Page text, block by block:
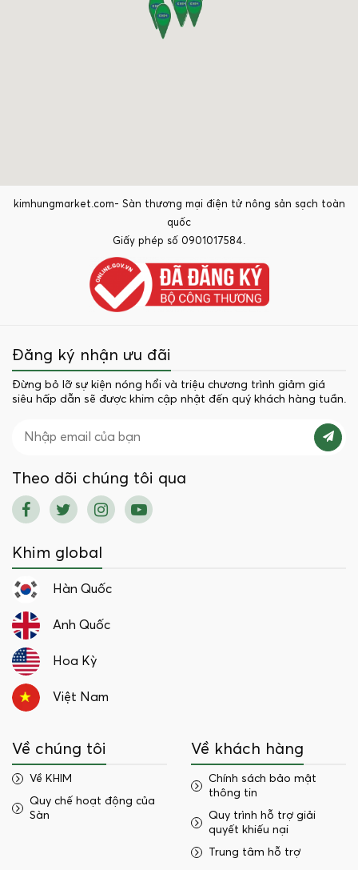
kimhungmarket.com- Sàn thương mại điện tử nông sản sạch toàn
quốc
Giấy phép số 0901017584.
Đăng ký nhận ưu đãi
Đừng bỏ lỡ sự kiện nóng hổi và triệu chương trình giảm giá
siêu hấp dẫn sẽ được khim cập nhật đến quý khách hàng tuần.
Theo dõi chúng tôi qua
Khim global
Hàn Quốc
Anh Quốc
Hoa Kỳ
Việt Nam
Về chúng tôi
Về KHIM
Quy chế hoạt động của
Sàn
Về khách hàng
Chính sách bảo mật
thông tin
Quy trình hỗ trợ giải
quyết khiếu nại
Trung tâm hỗ trợ